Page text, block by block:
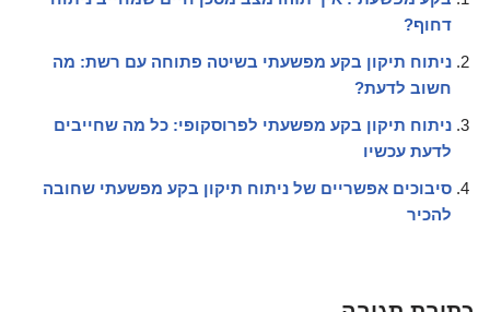
דחוף?
ניתוח תיקון בקע מפשעתי בשיטה פתוחה עם רשת: מה
חשוב לדעת?
ניתוח תיקון בקע מפשעתי לפרוסקופי: כל מה שחייבים
לדעת עכשיו
סיבוכים אפשריים של ניתוח תיקון בקע מפשעתי שחובה
להכיר